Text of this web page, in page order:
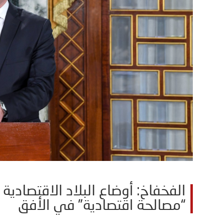
الفخفاخ: أوضاع البلاد
“مصالحة اقتصادية” في الأفق